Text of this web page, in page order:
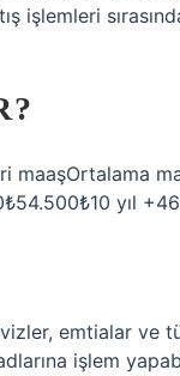
işlemleri
maaşOrtalama
yıl
emtialar ve
işlem